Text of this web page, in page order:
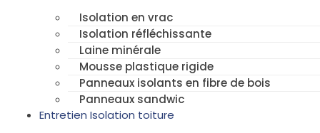
Isolation en vrac
Isolation réfléchissante
Laine minérale
Mousse plastique rigide
Panneaux isolants en fibre de bois
Panneaux sandwic
Entretien Isolation toiture